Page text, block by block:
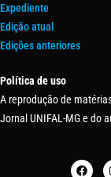
Expediente
Edição atual
Edições anteriores
Política de uso
A reprodução de
Jornal UNIFAL-MG e do